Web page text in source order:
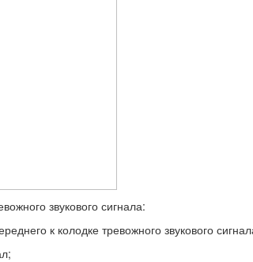
звукового сигнала:
к колодке тревожного звукового